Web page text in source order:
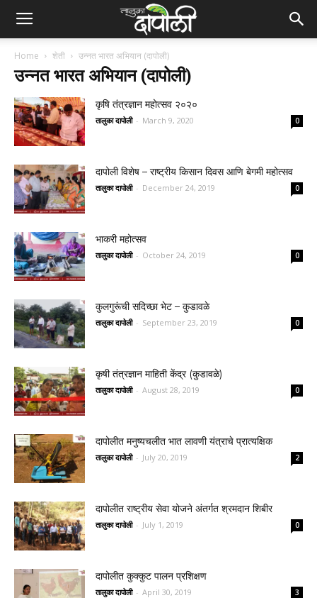
Home शेती उन्नत भारत अभियान (दापोली)
उन्नत भारत अभियान (दापोली)
कृषि तंत्रज्ञान महोत्सव २०२०
तालुका दापोली - March 9, 2020 0
दापोली विशेष – राष्ट्रीय किसान दिवस आणि बेगमी महोत्सव
तालुका दापोली - December 24, 2019 0
भाकरी महोत्सव
तालुका दापोली - October 24, 2019 0
कुलगुरूंची सदिच्छा भेट – कुडावळे
तालुका दापोली - September 23, 2019 0
कृषी तंत्रज्ञान माहिती केंद्र (कुडावळे)
तालुका दापोली - August 28, 2019 0
दापोलीत मनुष्यचलीत भात लावणी यंत्राचे प्रात्यक्षिक
तालुका दापोली - July 20, 2019 2
दापोलीत राष्ट्रीय सेवा योजने अंतर्गत श्रमदान शिबीर
तालुका दापोली - July 1, 2019 0
दापोलीत कुक्कुट पालन प्रशिक्षण
तालुका दापोली - April 30, 2019 3